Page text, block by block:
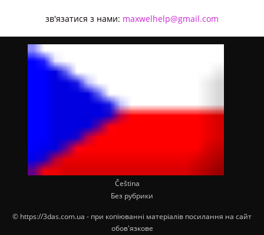
зв'язатися з нами: maxwelhelp@gmail.com
Čeština
Без рубрики
© https://3das.com.ua - при копіюванні матеріалів посилання на сайт
обов'язкове